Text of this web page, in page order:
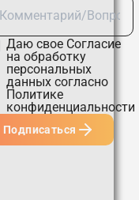
Даю свое Согласие
на обработку
персональных
данных согласно
Политике
конфиденциальности
Подписаться